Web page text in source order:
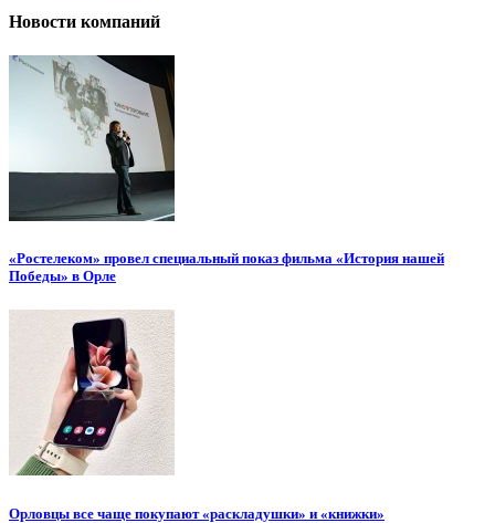
Новости компаний
«Ростелеком» провел специальный показ фильма «История нашей
Победы» в Орле
Орловцы все чаще покупают «раскладушки» и «книжки»